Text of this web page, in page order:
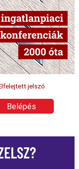
jelszó
Belépés